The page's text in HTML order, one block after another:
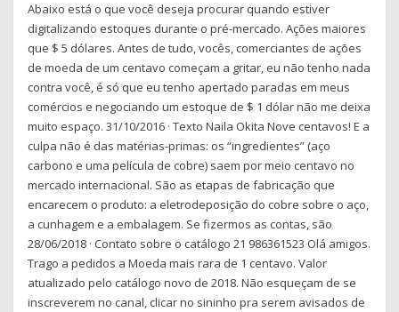
Abaixo está o que você deseja procurar quando estiver
digitalizando estoques durante o pré-mercado. Ações maiores
que $ 5 dólares. Antes de tudo, vocês, comerciantes de ações
de moeda de um centavo começam a gritar, eu não tenho nada
contra você, é só que eu tenho apertado paradas em meus
comércios e negociando um estoque de $ 1 dólar não me deixa
muito espaço. 31/10/2016 · Texto Naila Okita Nove centavos! E a
culpa não é das matérias-primas: os “ingredientes” (aço
carbono e uma película de cobre) saem por meio centavo no
mercado internacional. São as etapas de fabricação que
encarecem o produto: a eletrodeposição do cobre sobre o aço,
a cunhagem e a embalagem. Se fizermos as contas, são
28/06/2018 · Contato sobre o catálogo 21 986361523 Olá amigos.
Trago a pedidos a Moeda mais rara de 1 centavo. Valor
atualizado pelo catálogo novo de 2018. Não esqueçam de se
inscreverem no canal, clicar no sininho pra serem avisados de